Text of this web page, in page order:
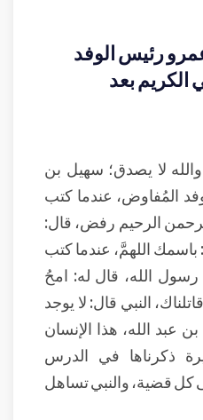
رئيس الوفد
الكريم بعد
لا يصدق؛ سهيل بن
المُفاوض، عندما كتب
الرحيم رفض، قال:
اللهمَّ، عندما كتب
الله، قال له: امحُ
النبي قال: لا يوجد
عبد الله، هذا الإنسان
ذكرناها في الدرس
قضية، والنبي تساهل